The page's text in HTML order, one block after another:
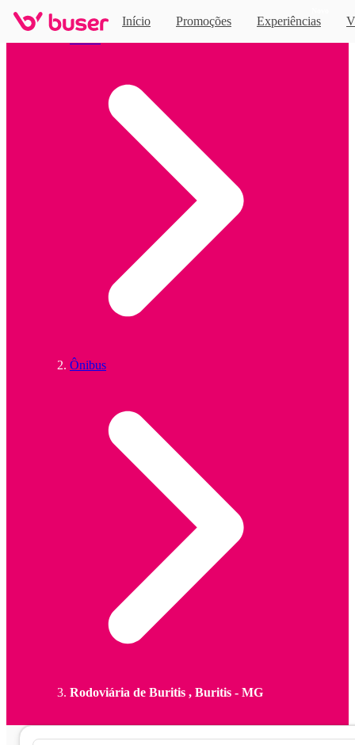
Início Promoções Experiências
Ônibus
Rodoviária de Buritis , Buritis - MG